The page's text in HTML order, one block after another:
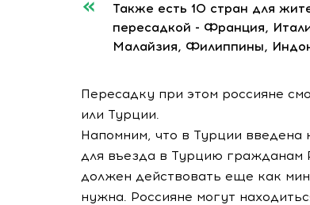
Также есть 10 стран для
пересадкой - Франция,
Малайзия, Филиппины,
Пересадку при этом россияне
или Турции.
Напомним, что в Турции введена
для въезда в Турцию гражданам
должен действовать еще как
нужна. Россияне могут